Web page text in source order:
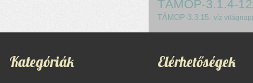
TÁMOP-3.1.4-
TÁMOP-3.3.15. víz
Kategóriák Elérhetőségek